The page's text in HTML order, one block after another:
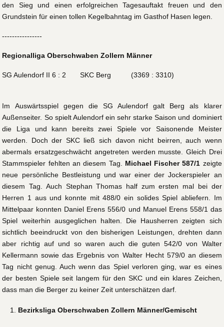
den Sieg und einen erfolgreichen Tagesauftakt freuen und den
Grundstein für einen tollen Kegelbahntag im Gasthof Hasen legen.
----------------
Regionalliga Oberschwaben Zollern Männer
SG Aulendorf II 6 : 2 SKC Berg (3369 : 3310)
Im Auswärtsspiel gegen die SG Aulendorf galt Berg als klarer
Außenseiter. So spielt Aulendorf ein sehr starke Saison und dominiert
die Liga und kann bereits zwei Spiele vor Saisonende Meister
werden. Doch der SKC ließ sich davon nicht beirren, auch wenn
abermals ersatzgeschwächt angetreten werden musste. Gleich Drei
Stammspieler fehlten an diesem Tag. Michael Fischer 587/1 zeigte
neue persönliche Bestleistung und war einer der Jockerspieler an
diesem Tag. Auch Stephan Thomas half zum ersten mal bei der
Herren 1 aus und konnte mit 488/0 ein solides Spiel abliefern. Im
Mittelpaar konnten Daniel Erens 556/0 und Manuel Erens 558/1 das
Spiel weiterhin ausgeglichen halten. Die Hausherren zeigten sich
sichtlich beeindruckt von den bisherigen Leistungen, drehten dann
aber richtig auf und so waren auch die guten 542/0 von Walter
Kellermann sowie das Ergebnis von Walter Hecht 579/0 an diesem
Tag nicht genug. Auch wenn das Spiel verloren ging, war es eines
der besten Spiele seit langem für den SKC und ein klares Zeichen,
dass man die Berger zu keiner Zeit unterschätzen darf.
Bezirksliga Oberschwaben Zollern Männer/Gemischt